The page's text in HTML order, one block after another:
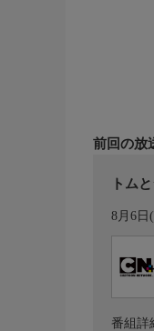
前回の放
トム
8月6日
番組詳